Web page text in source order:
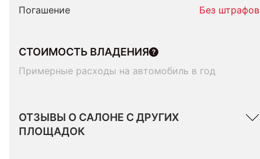
Погашение
Без штрафов
СТОИМОСТЬ ВЛАДЕНИЯ
Примерные расходы на автомобиль в год
ОТЗЫВЫ О САЛОНЕ С ДРУГИХ
ПЛОЩАДОК